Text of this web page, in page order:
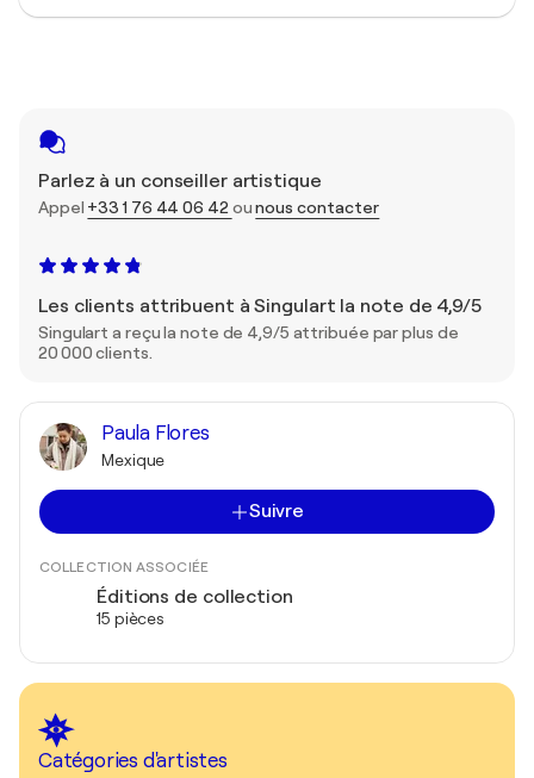
Parlez à un conseiller artistique
Appel +33 1 76 44 06 42 ounous contacter
Les clients attribuent à Singulart la note de 4,9/5
Singulart a reçu la note de 4,9/5 attribuée par plus de
20 000 clients.
Paula Flores
Mexique
Suivre
COLLECTION ASSOCIÉE
Éditions de collection
15 pièces
Catégories d'artistes